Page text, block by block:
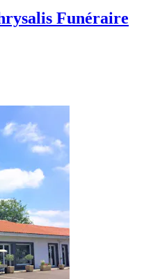
Funéraire